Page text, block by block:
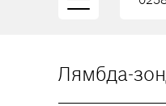
Лямбда-